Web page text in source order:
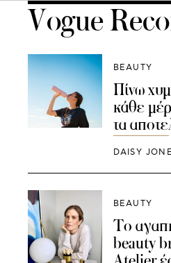
Vogue
BEAUTY
Πίνω
κάθε
τα
DAISY
BEAUTY
Το
beauty